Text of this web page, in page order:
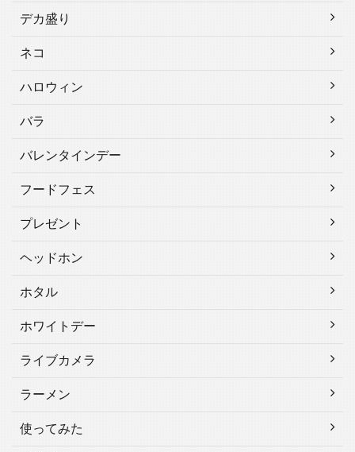
デカ盛り
ネコ
ハロウィン
バラ
バレンタインデー
フードフェス
プレゼント
ヘッドホン
ホタル
ホワイトデー
ライブカメラ
ラーメン
使ってみた